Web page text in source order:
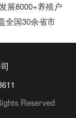
展8000+养殖户
全国30余省市
Reserved